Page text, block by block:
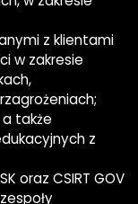
z klientami
w zakresie
a także
z
oraz CSIRT GOV